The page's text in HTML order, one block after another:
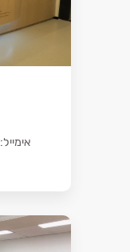
אימייל: